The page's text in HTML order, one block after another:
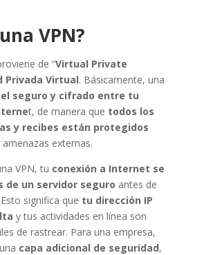
VPN?
de “Virtual Private
Privada Virtual. Básicamente, una
seguro y cifrado entre tu
t, de manera que todos los
y recibes están protegidos
externas.
VPN, tu conexión a Internet se
de un servidor seguro antes de
significa que tu dirección IP
y tus actividades en línea son
de rastrear. Para una empresa,
capa adicional de seguridad,